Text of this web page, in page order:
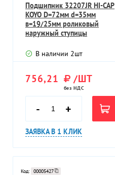
Подшипник 32207JR HI-CAP
KOYO D=72мм d=35мм
в=19/25мм роликовый
наружный ступицы
В наличии 2шт
756,21 /ШТ
без НДС
- +
ЗАЯВКА В 1 КЛИК
Код: 00005427